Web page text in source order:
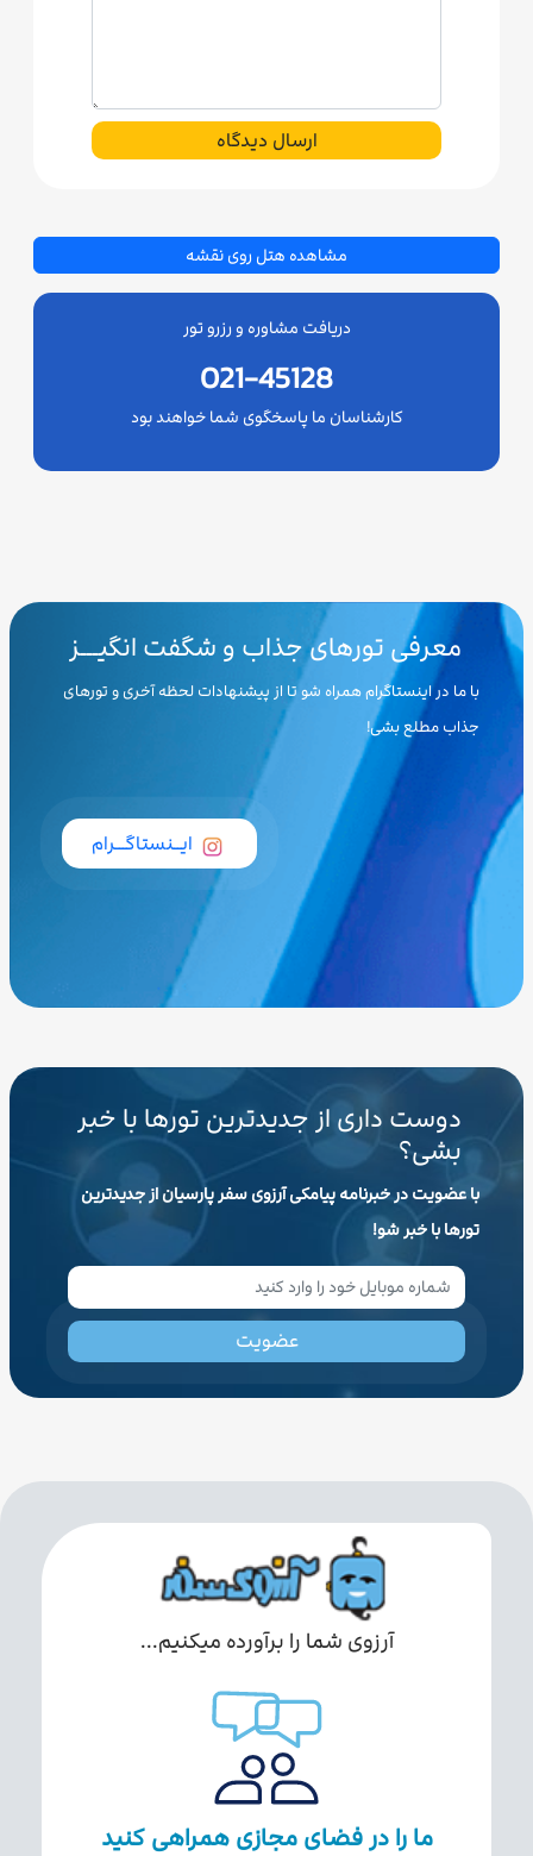
ارسال دیدگاه
مشاهده هتل روی نقشه
دریافت مشاوره و رزرو تور
021-45128
کارشناسان ما پاسخگوی شما خواهند بود
معرفی تورهای جذاب و شگفت انگیـــز
با ما در اینستاگرام همراه شو تا از پیشنهادات لحظه آخری و تورهای
جذاب مطلع بشی!
ایــنستاگـــرام
دوست داری از جدیدترین تورها با خبر
بشی؟
با عضویت در خبرنامه پیامکی آرزوی سفر پارسیان از جدیدترین
تورها با خبر شو!
عضویت
آرزوی شما را برآورده میکنیم...
ما را در فضای مجازی همراهی کنید